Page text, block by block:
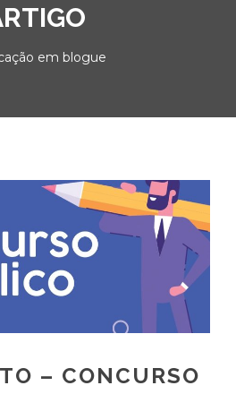
em blogue
– CONCURSO